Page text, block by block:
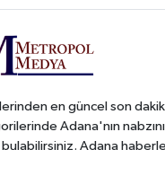
en güncel son
Adana'nın
Adana